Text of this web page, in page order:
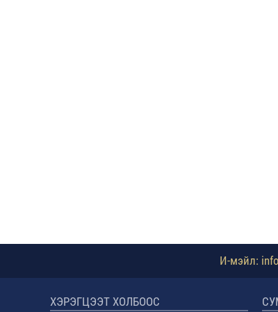
И-мэйл:
ХЭРЭГЦЭЭТ ХОЛБООС